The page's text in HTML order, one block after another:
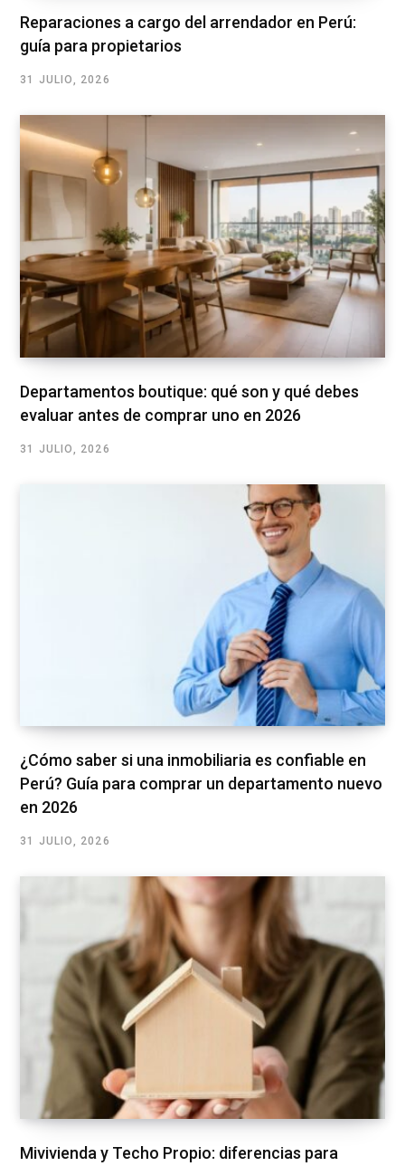
Reparaciones a cargo del arrendador en Perú:
guía para propietarios
31 JULIO, 2026
Departamentos boutique: qué son y qué debes
evaluar antes de comprar uno en 2026
31 JULIO, 2026
¿Cómo saber si una inmobiliaria es confiable en
Perú? Guía para comprar un departamento nuevo
en 2026
31 JULIO, 2026
Mivivienda y Techo Propio: diferencias para